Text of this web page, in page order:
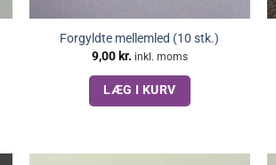
Forgyldte mellemled (10 stk.)
9,00 kr. inkl. moms
LÆG I KURV